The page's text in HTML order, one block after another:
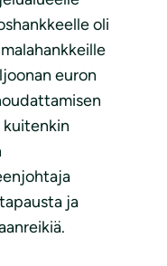
oli
euron
kuitenkin
ja